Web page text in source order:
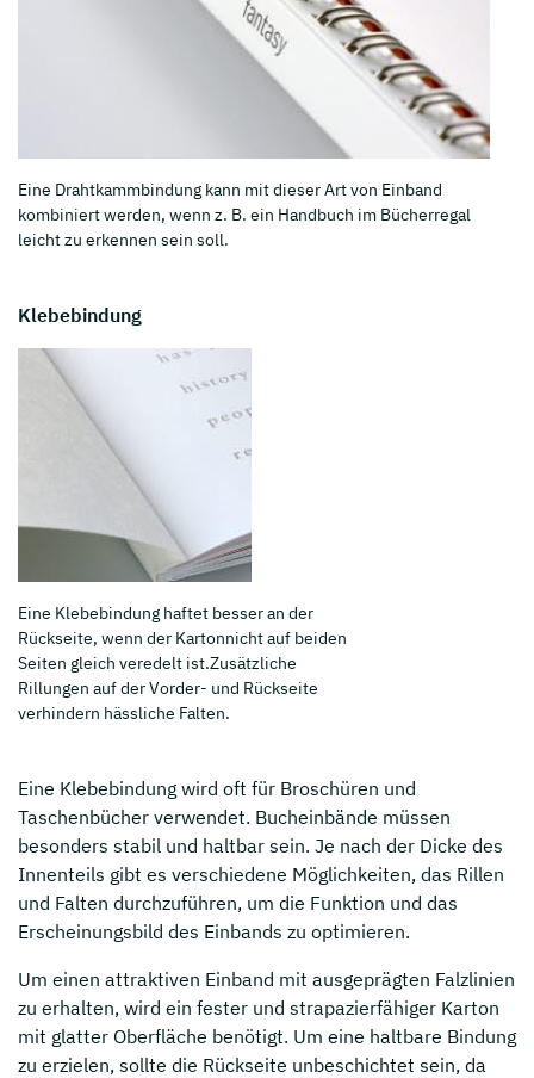
Eine Drahtkammbindung kann mit dieser Art von Einband
kombiniert werden, wenn z. B. ein Handbuch im Bücherregal
leicht zu erkennen sein soll.
Klebebindung
Eine Klebebindung haftet besser an der
Rückseite, wenn der Kartonnicht auf beiden
Seiten gleich veredelt ist.Zusätzliche
Rillungen auf der Vorder- und Rückseite
verhindern hässliche Falten.
Eine Klebebindung wird oft für Broschüren und
Taschenbücher verwendet. Bucheinbände müssen
besonders stabil und haltbar sein. Je nach der Dicke des
Innenteils gibt es verschiedene Möglichkeiten, das Rillen
und Falten durchzuführen, um die Funktion und das
Erscheinungsbild des Einbands zu optimieren.
Um einen attraktiven Einband mit ausgeprägten Falzlinien
zu erhalten, wird ein fester und strapazierfähiger Karton
mit glatter Oberfläche benötigt. Um eine haltbare Bindung
zu erzielen, sollte die Rückseite unbeschichtet sein, da